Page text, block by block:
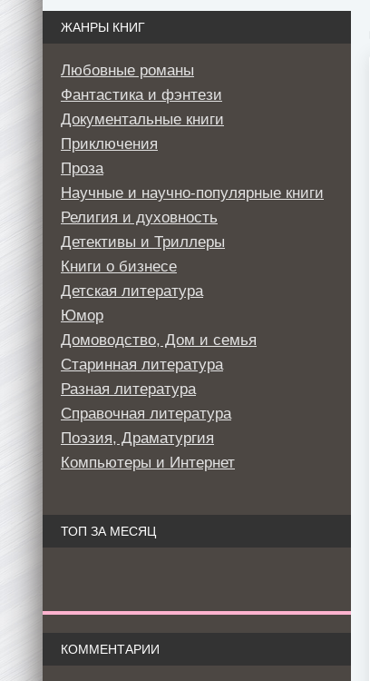
ЖАНРЫ КНИГ
Любовные романы
Фантастика и фэнтези
Документальные книги
Приключения
Проза
Научные и научно-популярные книги
Религия и духовность
Детективы и Триллеры
Книги о бизнесе
Детская литература
Юмор
Домоводство, Дом и семья
Старинная литература
Разная литература
Справочная литература
Поэзия, Драматургия
Компьютеры и Интернет
ТОП ЗА МЕСЯЦ
КОММЕНТАРИИ